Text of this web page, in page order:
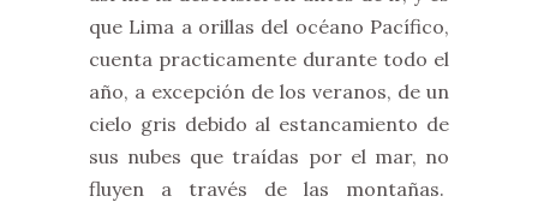
que Lima a orillas del océano Pacífico,
cuenta practicamente durante todo el
año, a excepción de los veranos, de un
cielo gris debido al estancamiento de
sus nubes que traídas por el mar, no
fluyen a través de las montañas.